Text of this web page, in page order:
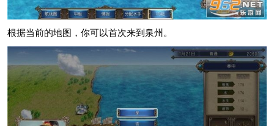
根据当前的地图，你可以首次来到泉州。